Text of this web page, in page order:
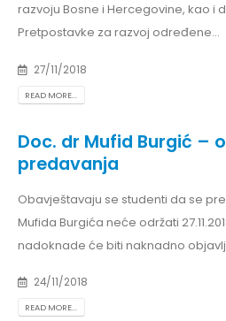
razvoju Bosne i Hercegovine, kao i
Pretpostavke za razvoj određene...
27/11/2018
READ MORE...
Doc. dr Mufid Burgić –
predavanja
Obavještavaju se studenti da se
Mufida Burgića neće održati
nadoknade će biti naknadno
24/11/2018
READ MORE...